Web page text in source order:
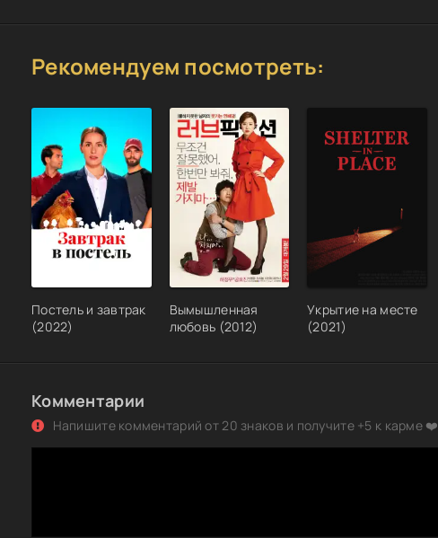
Рекомендуем посмотреть:
Постель и завтрак
(2022)
Вымышленная
любовь (2012)
Укрытие на месте
(2021)
Комментарии
Напишите комментарий от 20 знаков и получите +5 к карме ❤️